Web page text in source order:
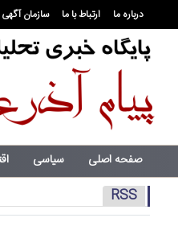
درباره ما ارتباط با ما سازمان
صفحه اصلی سیاسی
RSS